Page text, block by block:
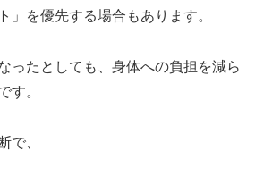
」を優先する場合もあります。
ったとしても、身体への負担を減ら
す。
で、